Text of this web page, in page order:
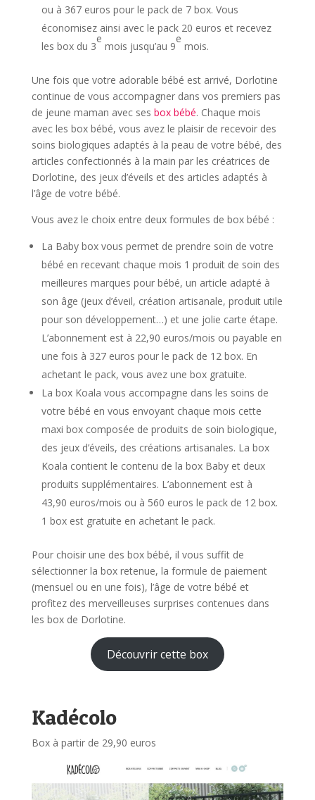
ou à 367 euros pour le pack de 7 box. Vous
économisez ainsi avec le pack 20 euros et recevez
les box du 3
e
mois jusqu’au 9
e
mois.
Une fois que votre adorable bébé est arrivé, Dorlotine
continue de vous accompagner dans vos premiers pas
de jeune maman avec ses box bébé. Chaque mois
avec les box bébé, vous avez le plaisir de recevoir des
soins biologiques adaptés à la peau de votre bébé, des
articles confectionnés à la main par les créatrices de
Dorlotine, des jeux d’éveils et des articles adaptés à
l’âge de votre bébé.
Vous avez le choix entre deux formules de box bébé :
La Baby box vous permet de prendre soin de votre
bébé en recevant chaque mois 1 produit de soin des
meilleures marques pour bébé, un article adapté à
son âge (jeux d’éveil, création artisanale, produit utile
pour son développement…) et une jolie carte étape.
L’abonnement est à 22,90 euros/mois ou payable en
une fois à 327 euros pour le pack de 12 box. En
achetant le pack, vous avez une box gratuite.
La box Koala vous accompagne dans les soins de
votre bébé en vous envoyant chaque mois cette
maxi box composée de produits de soin biologique,
des jeux d’éveils, des créations artisanales. La box
Koala contient le contenu de la box Baby et deux
produits supplémentaires. L’abonnement est à
43,90 euros/mois ou à 560 euros le pack de 12 box.
1 box est gratuite en achetant le pack.
Pour choisir une des box bébé, il vous suffit de
sélectionner la box retenue, la formule de paiement
(mensuel ou en une fois), l’âge de votre bébé et
profitez des merveilleuses surprises contenues dans
les box de Dorlotine.
Découvrir cette box
Kadécolo
Box à partir de 29,90 euros